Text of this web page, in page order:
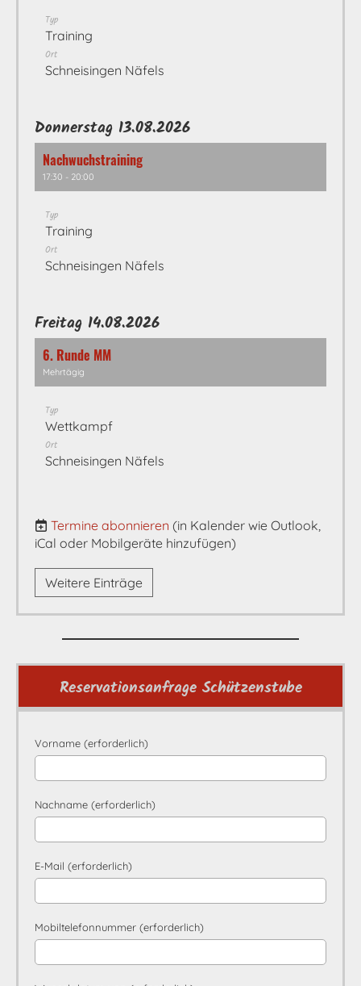
Typ
Training
Ort
Schneisingen Näfels
Donnerstag 13.08.2026
Nachwuchstraining
17:30 - 20:00
Typ
Training
Ort
Schneisingen Näfels
Freitag 14.08.2026
6. Runde MM
Mehrtägig
Typ
Wettkampf
Ort
Schneisingen Näfels
Termine abonnieren (in Kalender wie Outlook,
iCal oder Mobilgeräte hinzufügen)
Weitere Einträge
Reservationsanfrage Schützenstube
Vorname (erforderlich)
Nachname (erforderlich)
E-Mail (erforderlich)
Mobiltelefonnummer (erforderlich)